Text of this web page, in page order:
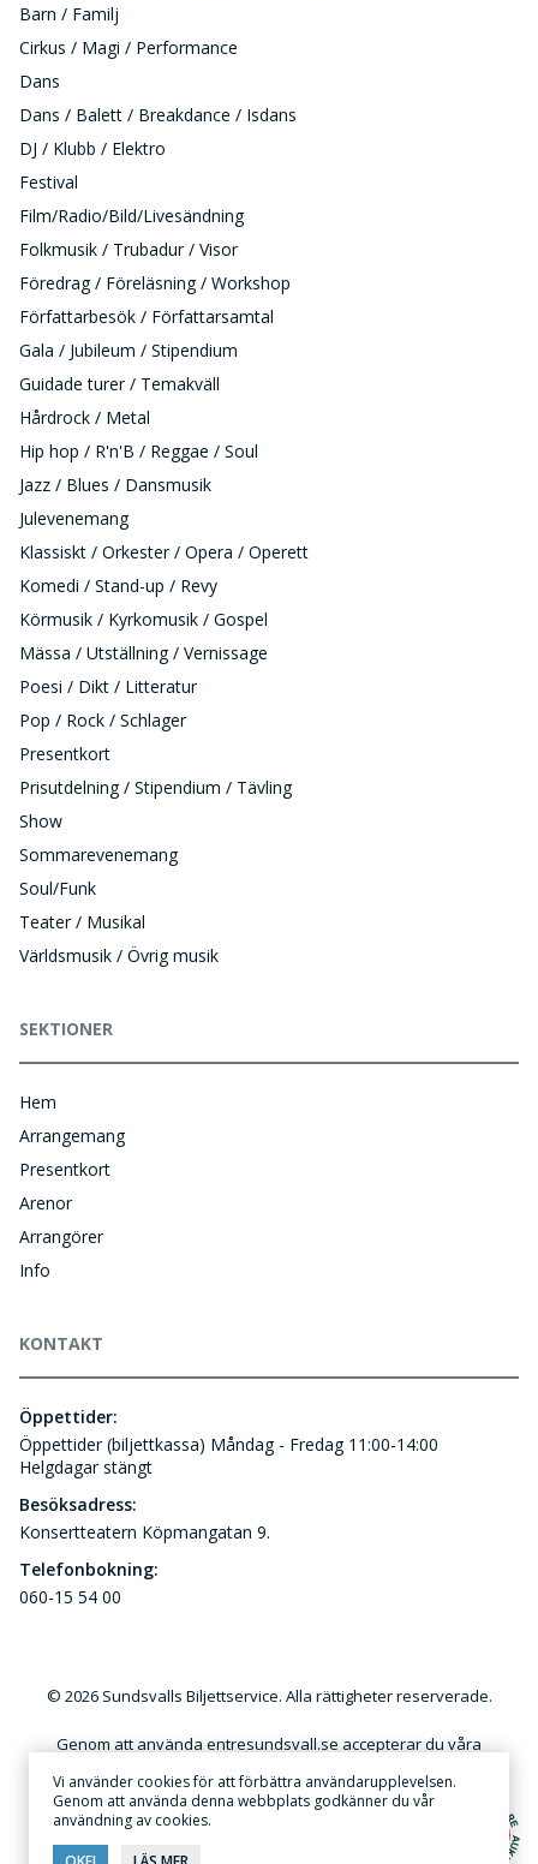
Barn / Familj
Cirkus / Magi / Performance
Dans
Dans / Balett / Breakdance / Isdans
DJ / Klubb / Elektro
Festival
Film/Radio/Bild/Livesändning
Folkmusik / Trubadur / Visor
Föredrag / Föreläsning / Workshop
Författarbesök / Författarsamtal
Gala / Jubileum / Stipendium
Guidade turer / Temakväll
Hårdrock / Metal
Hip hop / R'n'B / Reggae / Soul
Jazz / Blues / Dansmusik
Julevenemang
Klassiskt / Orkester / Opera / Operett
Komedi / Stand-up / Revy
Körmusik / Kyrkomusik / Gospel
Mässa / Utställning / Vernissage
Poesi / Dikt / Litteratur
Pop / Rock / Schlager
Presentkort
Prisutdelning / Stipendium / Tävling
Show
Sommarevenemang
Soul/Funk
Teater / Musikal
Världsmusik / Övrig musik
SEKTIONER
Hem
Arrangemang
Presentkort
Arenor
Arrangörer
Info
KONTAKT
Öppettider:
Öppettider (biljettkassa) Måndag - Fredag 11:00-14:00
Helgdagar stängt
Besöksadress:
Konsertteatern Köpmangatan 9.
Telefonbokning:
060-15 54 00
© 2026 Sundsvalls Biljettservice. Alla rättigheter reserverade.
Genom att använda entresundsvall.se accepterar du våra
innehållet på denna webbplats utan skriftlig tillåtelse är förbjudet.
Vi använder cookies för att förbättra användarupplevelsen.
Genom att använda denna webbplats godkänner du vår
användning av cookies.